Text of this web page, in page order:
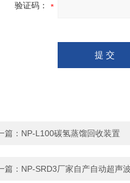
验证码：
篇： NP-L100碳氢蒸馏回收装置
篇： NP-SRD3厂家自产自动超声